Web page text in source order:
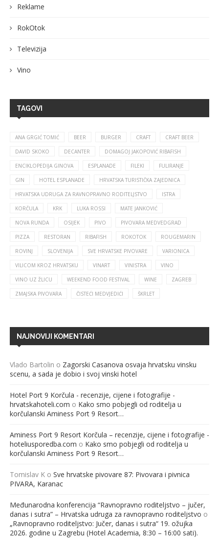
Reklame
RokOtok
Televizija
Vino
TAGOVI
ANA GRGIĆ TOMIĆ BEER BURGER CRAFT CRAFT BEER
DAVID SKOKO DECANTER DOMAGOJ JAKOPOVIĆ RIBAFISH
ENCIKLOPEDIJA GINOVA ESPLANADE FILEKI FULIRANJE
GIN HOTEL ESPLANADE HRVATSKA TURISTIČKA ZAJEDNICA
HRVATSKA UDRUGA ZA RAVNOPRAVNO RODITELJSTVO ISTRA
KORČULA KRK LUKA ROSSI MATE JANKOVIĆ
NOVA RUNDA OSIJEK PIVO PIVOVARA MEDVEDGRAD
PIZZA RESTORAN RIBAFISH ROKOTOK ROUGEMARIN
ROVINJ SLOVENIJA SVE HRVATSKE PIVOVARE VARIONICA
VILICOM KROZ HRVATSKU VINART VINISTRA VINO
VINO UZ ŽLICU WEEKEND FOOD FESTIVAL WINE ZAGREB
ZMAJSKA PIVOVARA ČISTEĆI MEDVJEDIĆI ŠKRLET
NAJNOVIJI KOMENTARI
Vlado Bartolin o Zagorski Casanova osvaja hrvatsku vinsku
scenu, a sada je dobio i svoj vinski hotel
Hotel Port 9 Korčula - recenzije, cijene i fotografije -
hrvatskahoteli.com o Kako smo pobjegli od roditelja u
korčulanski Aminess Port 9 Resort…
Aminess Port 9 Resort Korčula – recenzije, cijene i fotografije -
hoteliusporedba.com o Kako smo pobjegli od roditelja u
korčulanski Aminess Port 9 Resort…
Tomislav K o Sve hrvatske pivovare 87: Pivovara i pivnica
PIVARA, Karanac
Međunarodna konferencija “Ravnopravno roditeljstvo – jučer,
danas i sutra” – Hrvatska udruga za ravnopravno roditeljstvo o
„Ravnopravno roditeljstvo: Jučer, danas i sutra“ 19. ožujka
2026. godine u Zagrebu (Hotel Academia, 8:30 – 16:00 sati).